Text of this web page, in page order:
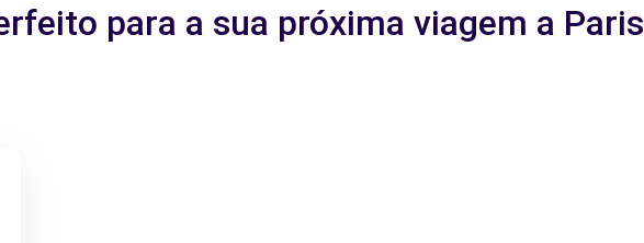
para a sua próxima viagem a Paris